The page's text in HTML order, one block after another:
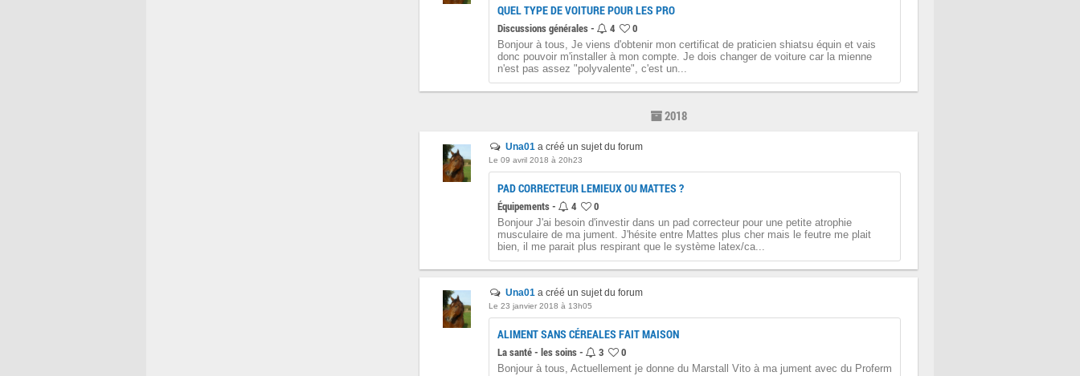
QUEL TYPE DE VOITURE POUR LES PRO
Discussions générales - 4 0
Bonjour à tous, Je viens d'obtenir mon certificat de praticien shiatsu équin et vais
donc pouvoir m'installer à mon compte. Je dois changer de voiture car la mienne
n'est pas assez "polyvalente", c'est un...
2018
Una01 a créé un sujet du forum
Le 09 avril 2018 à 20h23
PAD CORRECTEUR LEMIEUX OU MATTES ?
Équipements - 4 0
Bonjour J'ai besoin d'investir dans un pad correcteur pour une petite atrophie
musculaire de ma jument. J'hésite entre Mattes plus cher mais le feutre me plait
bien, il me parait plus respirant que le système latex/ca...
Una01 a créé un sujet du forum
Le 23 janvier 2018 à 13h05
ALIMENT SANS CÉREALES FAIT MAISON
La santé - les soins - 3 0
Bonjour à tous, Actuellement je donne du Marstall Vito à ma jument avec du Proferm